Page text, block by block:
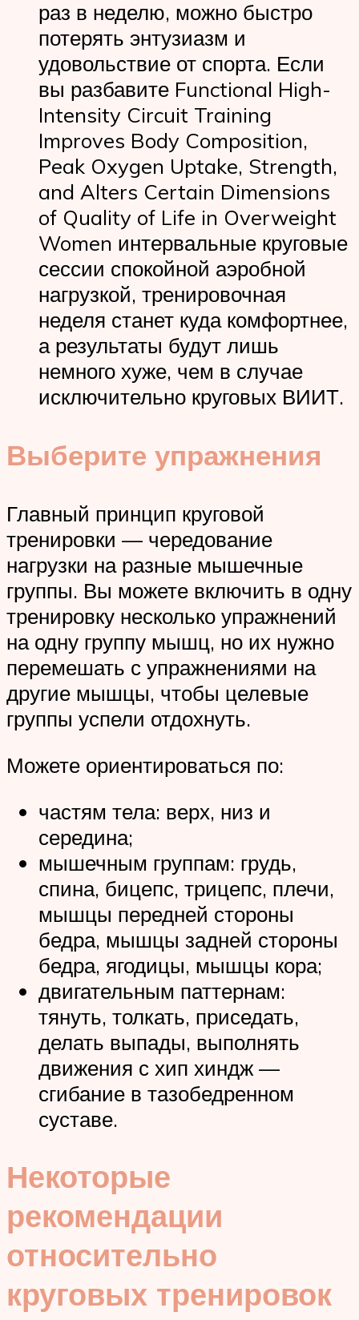
раз в неделю, можно быстро
потерять энтузиазм и
удовольствие от спорта. Если
вы разбавите Functional High-
Intensity Circuit Training
Improves Body Composition,
Peak Oxygen Uptake, Strength,
and Alters Certain Dimensions
of Quality of Life in Overweight
Women интервальные круговые
сессии спокойной аэробной
нагрузкой, тренировочная
неделя станет куда комфортнее,
а результаты будут лишь
немного хуже, чем в случае
исключительно круговых ВИИТ.
Выберите упражнения
Главный принцип круговой
тренировки — чередование
нагрузки на разные мышечные
группы. Вы можете включить в одну
тренировку несколько упражнений
на одну группу мышц, но их нужно
перемешать с упражнениями на
другие мышцы, чтобы целевые
группы успели отдохнуть.
Можете ориентироваться по:
частям тела: верх, низ и
середина;
мышечным группам: грудь,
спина, бицепс, трицепс, плечи,
мышцы передней стороны
бедра, мышцы задней стороны
бедра, ягодицы, мышцы кора;
двигательным паттернам:
тянуть, толкать, приседать,
делать выпады, выполнять
движения с хип хиндж —
сгибание в тазобедренном
суставе.
Некоторые
рекомендации
относительно
круговых тренировок